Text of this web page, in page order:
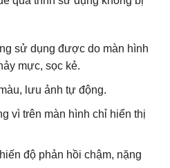
sử dụng được do màn hình
mực, sọc kẻ.
lưu ảnh tự động.
vì trên màn hình chỉ hiển thị
độ phản hồi chậm, nặng